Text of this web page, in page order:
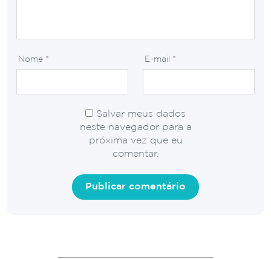
Nome * E-mail *
Salvar meus dados
neste navegador para a
próxima vez que eu
comentar.